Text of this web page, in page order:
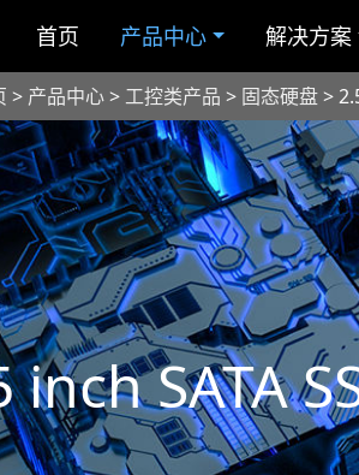
首页 产品中心 解决方案
> 产品中心> 工控类产品 > 固态硬盘>
inch SATA